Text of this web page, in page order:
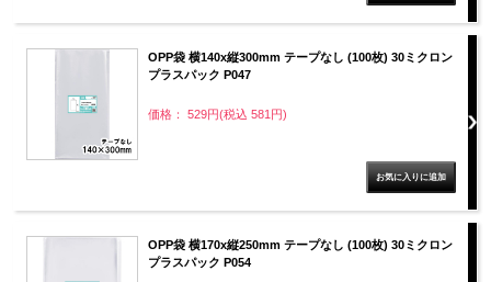
OPP袋 横140x縦300mm テープなし (100枚) 30ミクロン
プラスパック P047
価格： 529円(税込 581円)
OPP袋 横170x縦250mm テープなし (100枚) 30ミクロン
プラスパック P054